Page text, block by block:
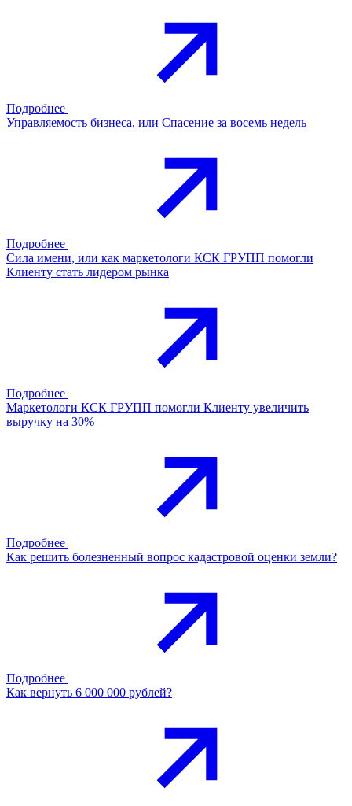
Подробнее
Управляемость бизнеса, или Спасение за восемь недель
Подробнее
Сила имени, или как маркетологи КСК ГРУПП помогли
Клиенту стать лидером рынка
Подробнее
Маркетологи КСК ГРУПП помогли Клиенту увеличить
выручку на 30%
Подробнее
Как решить болезненный вопрос кадастровой оценки земли?
Подробнее
Как вернуть 6 000 000 рублей?